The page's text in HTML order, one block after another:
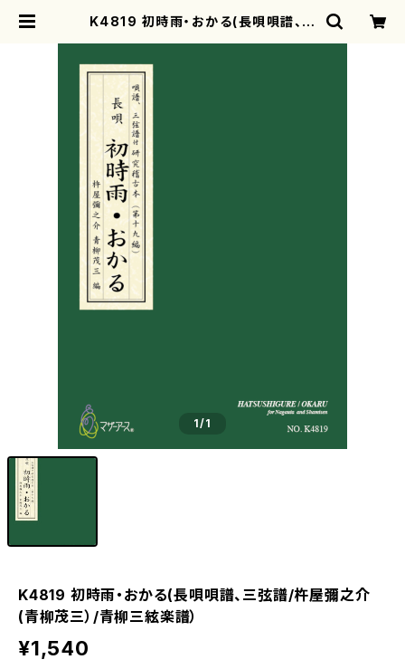
K4819 初時雨・おかる(長唄唄譜、三
1/1
K4819 初時雨・おかる(長唄唄譜、三弦譜/杵屋彌之介
(青柳茂三）/青柳三絃楽譜）
¥1,540